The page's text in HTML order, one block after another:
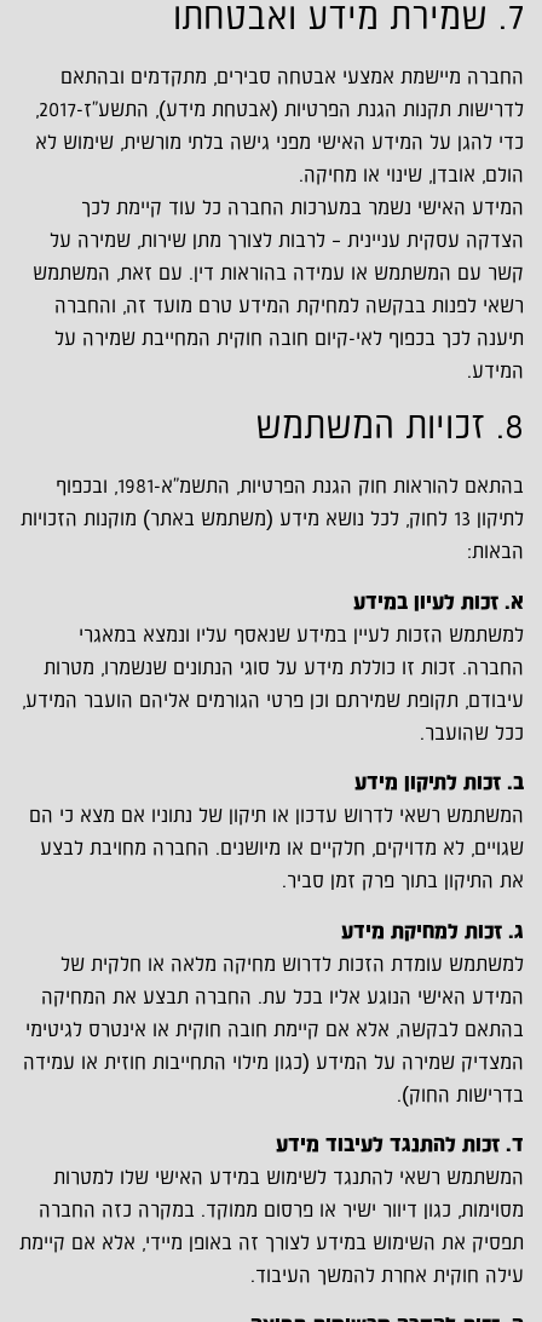
7. שמירת מידע ואבטחתו
החברה מיישמת אמצעי אבטחה סבירים, מתקדמים ובהתאם
לדרישות תקנות הגנת הפרטיות (אבטחת מידע), התשע"ז-2017,
כדי להגן על המידע האישי מפני גישה בלתי מורשית, שימוש לא
הולם, אובדן, שינוי או מחיקה.
המידע האישי נשמר במערכות החברה כל עוד קיימת לכך
הצדקה עסקית עניינית – לרבות לצורך מתן שירות, שמירה על
קשר עם המשתמש או עמידה בהוראות דין. עם זאת, המשתמש
רשאי לפנות בבקשה למחיקת המידע טרם מועד זה, והחברה
תיענה לכך בכפוף לאי-קיום חובה חוקית המחייבת שמירה על
המידע.
8. זכויות המשתמש
בהתאם להוראות חוק הגנת הפרטיות, התשמ"א-1981, ובכפוף
לתיקון 13 לחוק, לכל נושא מידע (משתמש באתר) מוקנות הזכויות
הבאות:
א. זכות לעיון במידע
למשתמש הזכות לעיין במידע שנאסף עליו ונמצא במאגרי
החברה. זכות זו כוללת מידע על סוגי הנתונים שנשמרו, מטרות
עיבודם, תקופת שמירתם וכן פרטי הגורמים אליהם הועבר המידע,
ככל שהועבר.
ב. זכות לתיקון מידע
המשתמש רשאי לדרוש עדכון או תיקון של נתוניו אם מצא כי הם
שגויים, לא מדויקים, חלקיים או מיושנים. החברה מחויבת לבצע
את התיקון בתוך פרק זמן סביר.
ג. זכות למחיקת מידע
למשתמש עומדת הזכות לדרוש מחיקה מלאה או חלקית של
המידע האישי הנוגע אליו בכל עת. החברה תבצע את המחיקה
בהתאם לבקשה, אלא אם קיימת חובה חוקית או אינטרס לגיטימי
המצדיק שמירה על המידע (כגון מילוי התחייבות חוזית או עמידה
בדרישות החוק).
ד. זכות להתנגד לעיבוד מידע
המשתמש רשאי להתנגד לשימוש במידע האישי שלו למטרות
מסוימות, כגון דיוור ישיר או פרסום ממוקד. במקרה כזה החברה
תפסיק את השימוש במידע לצורך זה באופן מיידי, אלא אם קיימת
עילה חוקית אחרת להמשך העיבוד.